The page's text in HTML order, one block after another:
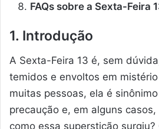
FAQs sobre a Sexta-Feira
1. Introdução
A Sexta-Feira 13 é, sem
temidos e envoltos em
muitas pessoas, ela é
precaução e, em alguns
como essa superstição